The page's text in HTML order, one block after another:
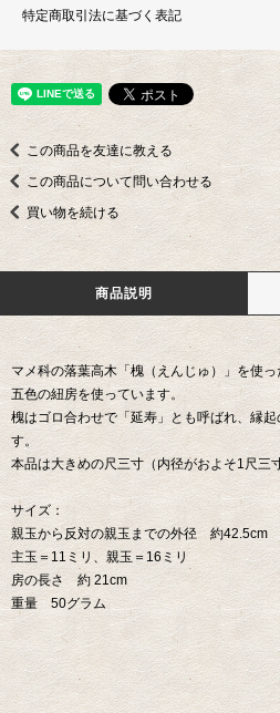
特定商取引法に基づく表記
この商品を友達に教える
この商品について問い合わせる
買い物を続ける
商品説明
マメ科の落葉高木「槐（えんじゅ）」を使
五色の紐房を使っています。
槐はゴロ合わせで「延寿」とも呼ばれ、縁
す。
本品は大きめの尺三寸（内径がおよそ1尺三
サイズ：
親玉から反対の親玉までの外径 約42.5cm
主玉＝11ミリ、親玉＝16ミリ
房の長さ 約 21cm
重量 50グラム